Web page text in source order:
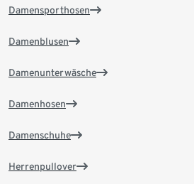
Damensporthosen
Damenblusen
Damenunterwäsche
Damenhosen
Damenschuhe
Herrenpullover